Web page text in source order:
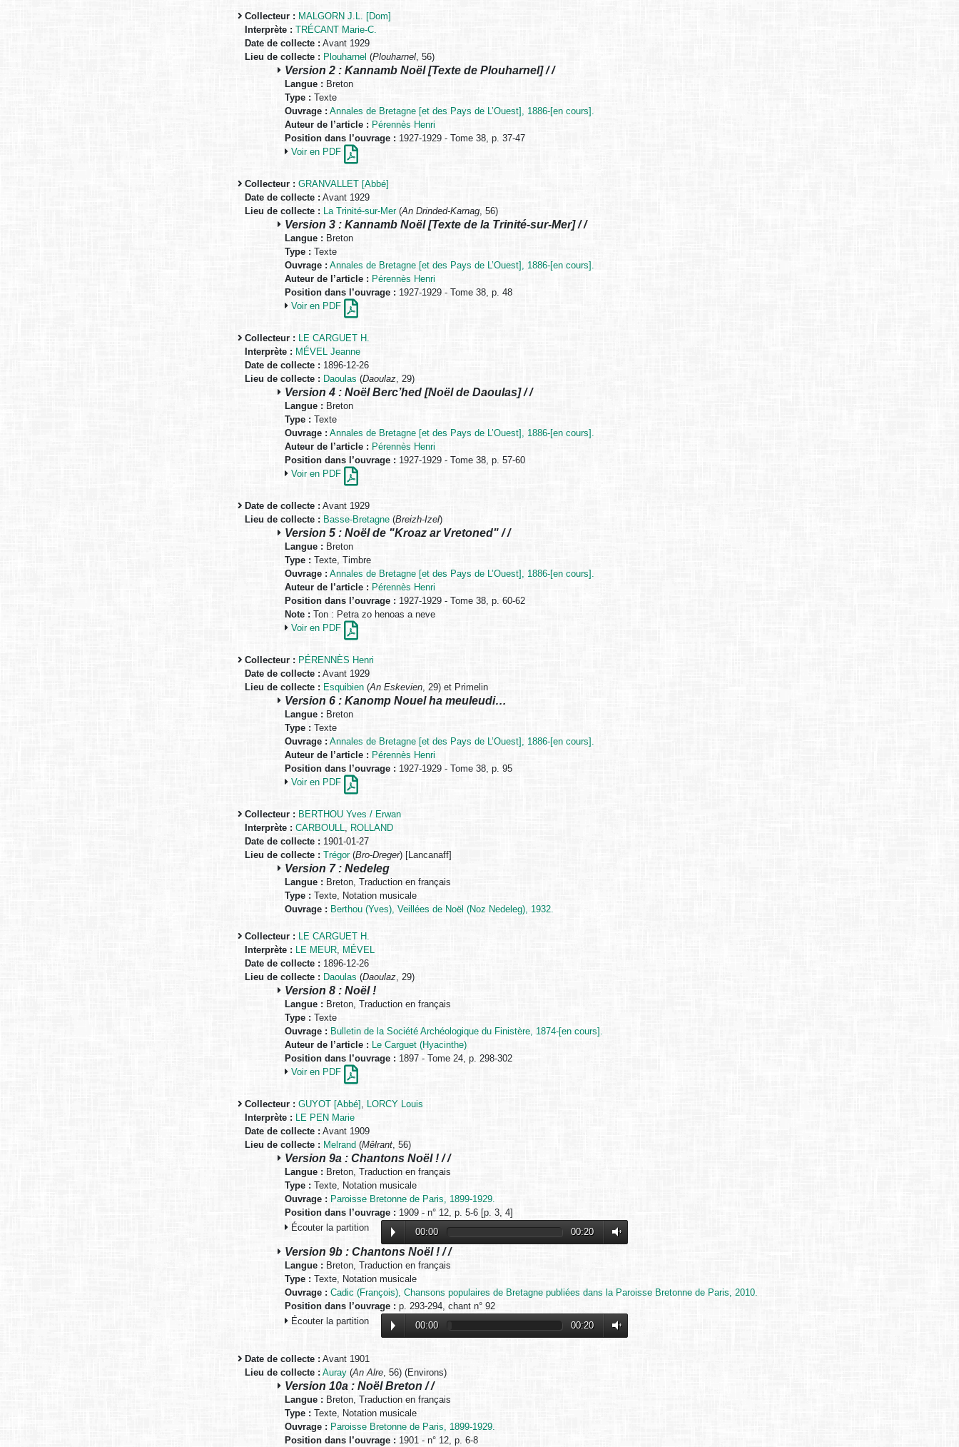
Collecteur : MALGORN J.L. [Dom]
Interprète : TRÉCANT Marie-C.
Date de collecte : Avant 1929
Lieu de collecte : Plouharnel (Plouharnel, 56)
Version 2 : Kannamb Noël [Texte de Plouharnel] / /
Langue :Breton
Type :Texte
Ouvrage : Annales de Bretagne [et des Pays de L’Ouest], 1886-[en cours].
Auteur de l’article : Pérennès Henri
Position dans l’ouvrage : 1927-1929 - Tome 38, p. 37-47
Voir en PDF
Collecteur : GRANVALLET [Abbé]
Date de collecte : Avant 1929
Lieu de collecte : La Trinité-sur-Mer(An Drinded-Karnag, 56)
Version 3 : Kannamb Noël [Texte de la Trinité-sur-Mer] / /
Langue : Breton
Type :Texte
Ouvrage : Annales de Bretagne [et des Pays de L’Ouest], 1886-[en cours].
Auteur de l’article : Pérennès Henri
Position dans l’ouvrage :1927-1929 - Tome 38, p. 48
Voir en PDF
Collecteur : LE CARGUET H.
Interprète : MÉVEL Jeanne
Date de collecte : 1896-12-26
Lieu de collecte : Daoulas (Daoulaz, 29)
Version 4 : Noël Berc’hed [Noël de Daoulas] / /
Langue : Breton
Type : Texte
Ouvrage : Annales de Bretagne [et des Pays de L’Ouest], 1886-[en cours].
Auteur de l’article : Pérennès Henri
Position dans l’ouvrage :1927-1929 - Tome 38, p. 57-60
Voir en PDF
Date de collecte : Avant 1929
Lieu de collecte : Basse-Bretagne (Breizh-Izel)
Version 5 : Noël de "Kroaz ar Vretoned" / /
Langue : Breton
Type : Texte, Timbre
Ouvrage : Annales de Bretagne [et des Pays de L’Ouest], 1886-[en cours].
Auteur de l’article : Pérennès Henri
Position dans l’ouvrage :1927-1929 - Tome 38, p. 60-62
Note :Ton : Petra zo henoas a neve
Voir en PDF
Collecteur : PÉRENNÈS Henri
Date de collecte : Avant 1929
Lieu de collecte : Esquibien (An Eskevien, 29) et Primelin
Version 6 : Kanomp Nouel ha meuleudi…
Langue : Breton
Type : Texte
Ouvrage : Annales de Bretagne [et des Pays de L’Ouest], 1886-[en cours].
Auteur de l’article : Pérennès Henri
Position dans l’ouvrage : 1927-1929 - Tome 38, p. 95
Voir en PDF
Collecteur : BERTHOU Yves / Erwan
Interprète : CARBOULL, ROLLAND
Date de collecte : 1901-01-27
Lieu de collecte : Trégor(Bro-Dreger) [Lancanaff]
Version 7 : Nedeleg
Langue : Breton, Traduction en français
Type :Texte, Notation musicale
Ouvrage : Berthou (Yves), Veillées de Noël (Noz Nedeleg), 1932.
Collecteur : LE CARGUET H.
Interprète : LE MEUR, MÉVEL
Date de collecte : 1896-12-26
Lieu de collecte : Daoulas (Daoulaz, 29)
Version 8 : Noël !
Langue : Breton, Traduction en français
Type : Texte
Ouvrage : Bulletin de la Société Archéologique du Finistère, 1874-[en cours].
Auteur de l’article : Le Carguet (Hyacinthe)
Position dans l’ouvrage : 1897 - Tome 24, p. 298-302
Voir en PDF
Collecteur : GUYOT [Abbé] , LORCY Louis
Interprète : LE PEN Marie
Date de collecte : Avant 1909
Lieu de collecte : Melrand (Mêlrant, 56)
Version 9a : Chantons Noël ! / /
Langue : Breton, Traduction en français
Type : Texte, Notation musicale
Ouvrage : Paroisse Bretonne de Paris, 1899-1929.
Position dans l’ouvrage : 1909 - n° 12, p. 5-6 [p. 3, 4]
Écouter la partition
00:00 00:20
Version 9b : Chantons Noël ! / /
Langue : Breton, Traduction en français
Type :Texte, Notation musicale
Ouvrage : Cadic (François), Chansons populaires de Bretagne publiées dans la Paroisse Bretonne de Paris, 2010.
Position dans l’ouvrage : p. 293-294, chant n° 92
Écouter la partition
00:00 00:20
Date de collecte : Avant 1901
Lieu de collecte : Auray (An Alre , 56) (Environs)
Version 10a : Noël Breton / /
Langue : Breton, Traduction en français
Type : Texte, Notation musicale
Ouvrage : Paroisse Bretonne de Paris, 1899-1929.
Position dans l’ouvrage : 1901 - n° 12, p. 6-8